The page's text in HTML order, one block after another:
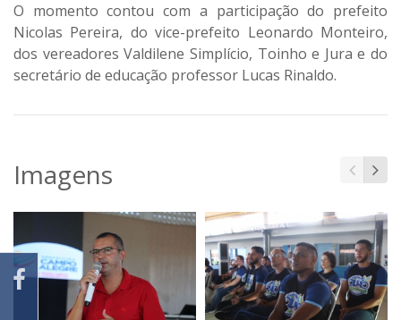
O momento contou com a participação do prefeito
Nicolas Pereira, do vice-prefeito Leonardo Monteiro,
dos vereadores Valdilene Simplício, Toinho e Jura e do
secretário de educação professor Lucas Rinaldo.
Imagens